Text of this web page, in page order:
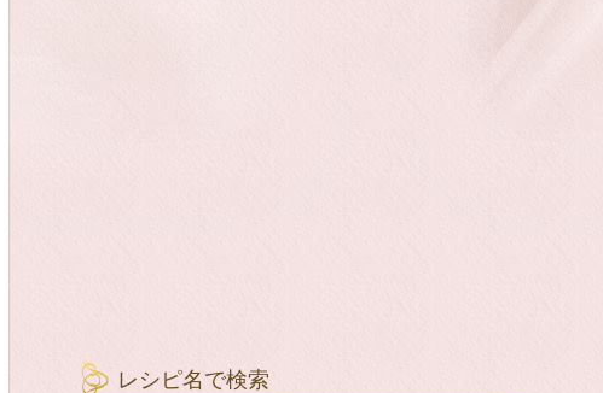
レシピ名で検索